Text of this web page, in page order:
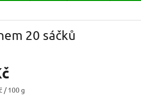
20 sáčků
/ 100 g